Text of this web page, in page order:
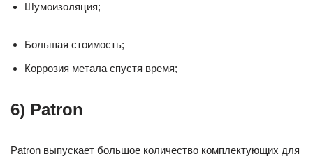
Шумоизоляция;
Большая стоимость;
Коррозия метала спустя время;
6) Patron
Patron выпускает большое количество комплектующих для